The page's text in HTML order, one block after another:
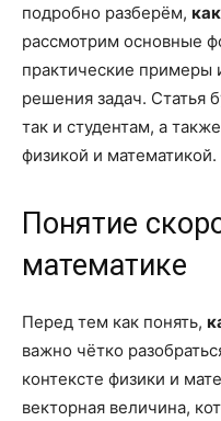
подробно разберём,
рассмотрим основные
практические примеры
решения задач. Статья
так и студентам, а
физикой и математикой.
Понятие
математике
Перед тем как понять,
важно чётко
контексте физики и
векторная величина,